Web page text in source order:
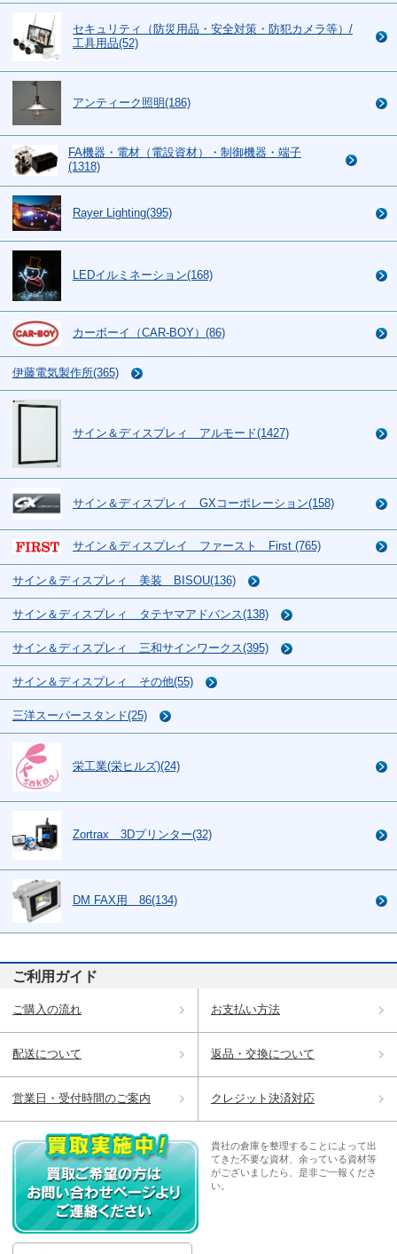
セキュリティ（防災用品・安全対策・防犯カメラ等）/
工具用品(52)
アンティーク照明(186)
FA機器・電材（電設資材）・制御機器・端子
(1318)
Rayer Lighting(395)
LEDイルミネーション(168)
カーボーイ（CAR-BOY）(86)
伊藤電気製作所(365)
サイン＆ディスプレィ アルモード(1427)
サイン＆ディスプレィ GXコーポレーション(158)
サイン＆ディスプレイ ファースト First (765)
サイン＆ディスプレィ 美装 BISOU(136)
サイン＆ディスプレィ タテヤマアドバンス(138)
サイン＆ディスプレィ 三和サインワークス(395)
サイン＆ディスプレィ その他(55)
三洋スーパースタンド(25)
栄工業(栄ヒルズ)(24)
Zortrax 3Dプリンター(32)
DM FAX用 86(134)
ご利用ガイド
ご購入の流れ お支払い方法
配送について 返品・交換について
営業日・受付時間のご案内 クレジット決済対応
貴社の倉庫を整理することによって出
てきた不要な資材、余っている資材等
がございましたら、是非ご一報くださ
い。